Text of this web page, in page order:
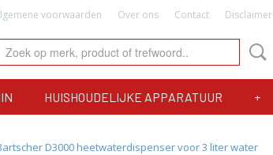
voorwaarden Over ons Contact Disclaimer
HUISHOUDELIJKE APPARATUUR +
D3000 heetwaterdispenser voor 3 liter water